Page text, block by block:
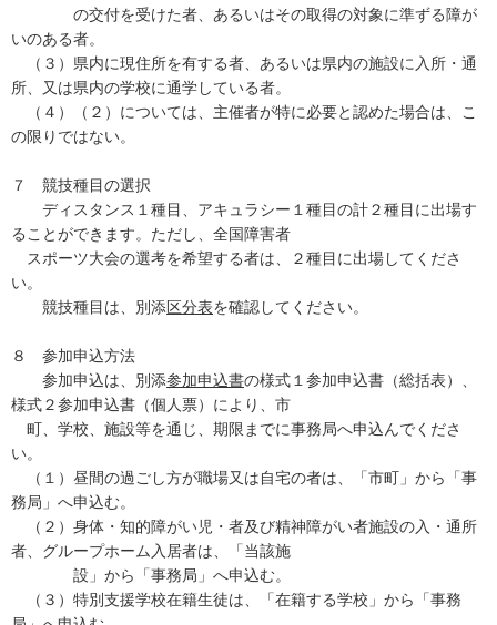
の交付を受けた者、あるいはその取得の対象に準ずる障が
いのある者。
（３）県内に現住所を有する者、あるいは県内の施設に入所・通
所、又は県内の学校に通学している者。
（４）（２）については、主催者が特に必要と認めた場合は、こ
の限りではない。
７ 競技種目の選択
ディスタンス１種目、アキュラシー１種目の計２種目に出場す
ることができます。ただし、全国障害者
スポーツ大会の選考を希望する者は、２種目に出場してくださ
い。
競技種目は、別添区分表を確認してください。
８ 参加申込方法
参加申込は、別添参加申込書の様式１参加申込書（総括表）、
様式２参加申込書（個人票）により、市
町、学校、施設等を通じ、期限までに事務局へ申込んでくださ
い。
（１）昼間の過ごし方が職場又は自宅の者は、「市町」から「事
務局」へ申込む。
（２）身体・知的障がい児・者及び精神障がい者施設の入・通所
者、グループホーム入居者は、「当該施
設」から「事務局」へ申込む。
（３）特別支援学校在籍生徒は、「在籍する学校」から「事務